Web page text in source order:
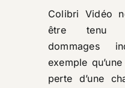
Colibri Vidéo
être tenu
dommages
exemple
perte d’une